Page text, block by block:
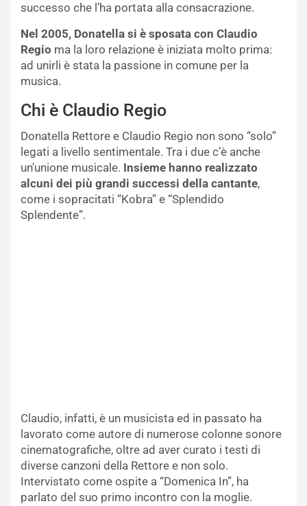
successo che l’ha portata alla consacrazione.
Nel 2005, Donatella si è sposata con Claudio
Regio ma la loro relazione è iniziata molto prima:
ad unirli è stata la passione in comune per la
musica.
Chi è Claudio Regio
Donatella Rettore e Claudio Regio non sono “solo”
legati a livello sentimentale. Tra i due c’è anche
un’unione musicale. Insieme hanno realizzato
alcuni dei più grandi successi della cantante,
come i sopracitati “Kobra” e “Splendido
Splendente”.
Claudio, infatti, è un musicista ed in passato ha
lavorato come autore di numerose colonne sonore
cinematografiche, oltre ad aver curato i testi di
diverse canzoni della Rettore e non solo.
Intervistato come ospite a “Domenica In”, ha
parlato del suo primo incontro con la moglie.